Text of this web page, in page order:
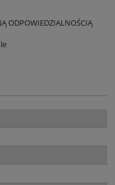
ODPOWIEDZIALNOŚCIĄ